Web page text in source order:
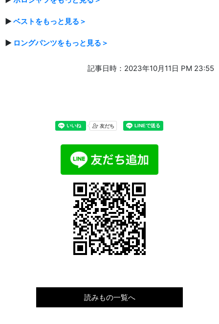
▶ベストをもっと見る＞
▶ ロングパンツをもっと見る＞
記事日時：2023年10月11日 PM 23:55
読みもの一覧へ